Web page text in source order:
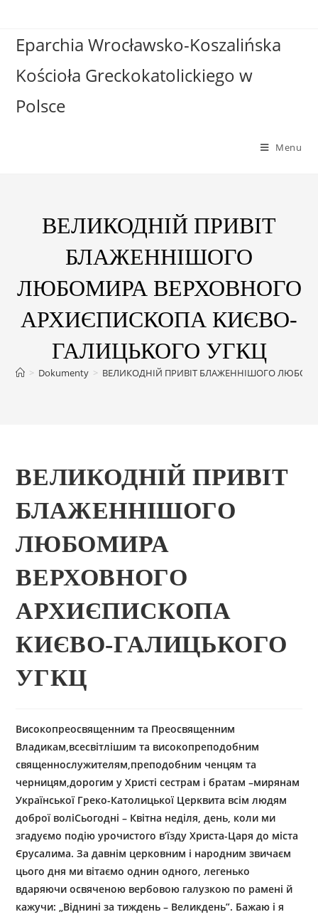
Eparchia Wrocławsko-Koszalińska
Kościoła Greckokatolickiego w
Polsce
Menu
ВЕЛИКОДНІЙ ПРИВІТ
БЛАЖЕННІШОГО
ЛЮБОМИРА ВЕРХОВНОГО
АРХИЄПИСКОПА КИЄВО-
ГАЛИЦЬКОГО УГКЦ
> Dokumenty > ВЕЛИКОДНІЙ ПРИВІТ БЛАЖЕННІШОГО
ВЕЛИКОДНІЙ ПРИВІТ
БЛАЖЕННІШОГО
ЛЮБОМИРА
ВЕРХОВНОГО
АРХИЄПИСКОПА
КИЄВО-ГАЛИЦЬКОГО
УГКЦ
Високопреосвященним та Преосвященним
Владикам,всесвітлішим та високопреподобним
священнослужителям,преподобним ченцям та
черницям,дорогим у Христі сестрам і братам –мирянам
Української Греко-Католицької Церквита всім людям
доброї воліСьогодні – Квітна неділя, день, коли ми
згадуємо подію урочистого в’їзду Христа-Царя до міста
Єрусалима. За давнім церковним і народним звичаєм
цього дня ми вітаємо однин одного, легенько
вдаряючи освяченою вербовою галузкою по рамені й
кажучи: „Віднині за тиждень – Великдень”. Бажаю і я